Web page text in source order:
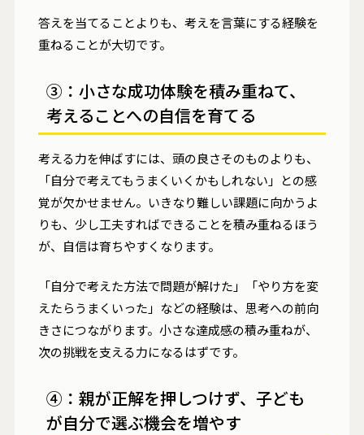
答えを当てることよりも、考えを言葉にする経験を
重ねることが大切です。
③：小さな成功体験を積み重ねて、
考えることへの自信を育てる
考える力を伸ばすには、頭の良さそのものよりも、
「自分で考えてもうまくいくかもしれない」との感
覚が欠かせません。いきなり難しい課題に向かうよ
りも、少し工夫すればできることを積み重ねるほう
が、自信は育ちやすくなります。
「自分で考えた方法で問題が解けた」「やり方を変
えたらうまくいった」などの経験は、思考への前向
きさにつながります。小さな達成感の積み重ねが、
次の挑戦を支える力になるはずです。
④：親が正解を押しつけず、子ども
が自分で選ぶ機会を増やす